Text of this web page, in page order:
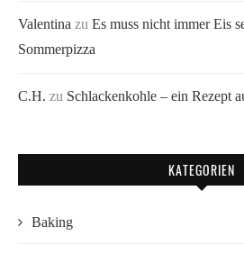
Valentina zu Es muss nicht immer Eis
Sommerpizza
C.H. zu Schlackenkohle – ein Rezept
KATEGORIEN
Baking